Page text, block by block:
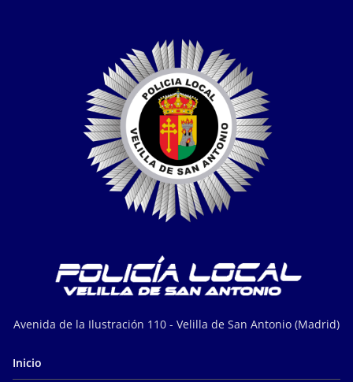
Avenida de la Ilustración 110 - Velilla de San Antonio (Madrid)
Inicio